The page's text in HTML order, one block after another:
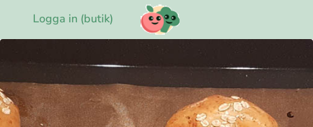
Logga in (butik)